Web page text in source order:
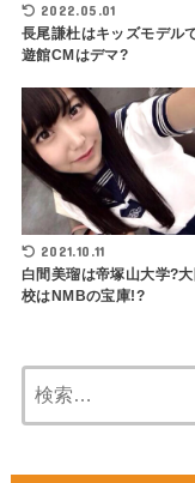
2022.05.01
長尾謙杜はキッズモデル
遊館CMはデマ?
2021.10.11
白間美瑠は帝塚山大学?
校はNMBの宝庫!?